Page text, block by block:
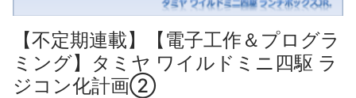
【不定期連載】【電子工作＆プログラ
ミング】タミヤ ワイルドミニ四駆 ラ
ジコン化計画②